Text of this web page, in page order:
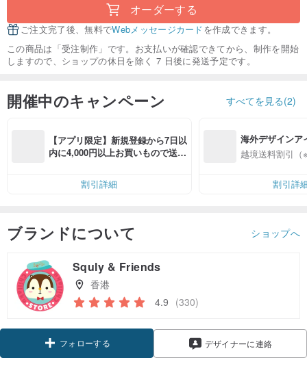
オーダーする
ご注文完了後、無料でWebメッセージカードを作成できます。
この商品は「受注制作」です。お支払いが確認できてから、制作を開始
しますので、ショップの休日を除く 7 日後に発送予定です。
開催中のキャンペーン すべてを見る(2)
【アプリ限定】新規登録から7日以
内に4,000円以上お買いもので送料
割引詳細
海外デザインア
入
越境送料割引（
割引詳
ブランドについて ショップへ
Squly & Friends
香港
4.9 (330)
フォローする デザイナーに連絡